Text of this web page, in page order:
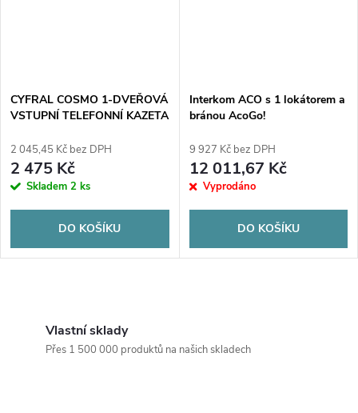
CYFRAL COSMO 1-DVEŘOVÁ
VSTUPNÍ TELEFONNÍ KAZETA
2 045,45 Kč bez DPH
2 475 Kč
Skladem 2 ks
DO KOŠÍKU
Interkom ACO s 1 lokátorem a
bránou AcoGo!
9 927 Kč bez DPH
12 011,67 Kč
Vyprodáno
DO KOŠÍKU
Vlastní sklady
Přes 1 500 000 produktů na našich skladech